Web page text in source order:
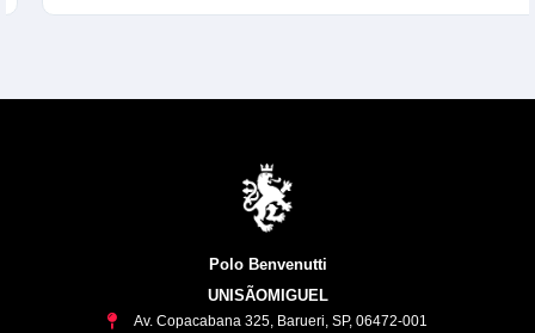
Polo Benvenutti
UNISÃOMIGUEL
Av. Copacabana 325, Barueri, SP, 06472-001